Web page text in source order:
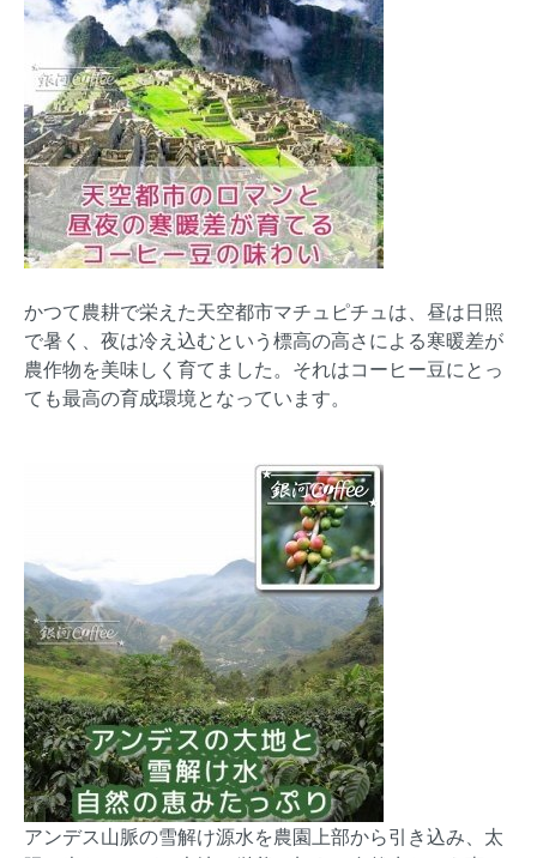
かつて農耕で栄えた天空都市マチュピチュは、昼は日照
で暑く、夜は冷え込むという標高の高さによる寒暖差が
農作物を美味しく育てました。それはコーヒー豆にとっ
ても最高の育成環境となっています。
アンデス山脈の雪解け源水を農園上部から引き込み、太